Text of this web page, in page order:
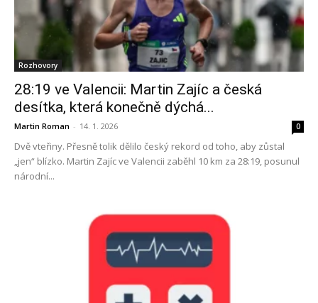
Rozhovory
28:19 ve Valencii: Martin Zajíc a česká
desítka, která konečně dýchá...
Martin Roman - 14. 1. 2026 0
Dvě vteřiny. Přesně tolik dělilo český rekord od toho, aby zůstal
„jen“ blízko. Martin Zajíc ve Valencii zaběhl 10 km za 28:19, posunul
národní...